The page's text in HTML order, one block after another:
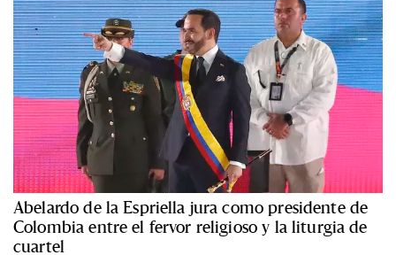
Abelardo de la Espriella jura como presidente de
Colombia entre el fervor religioso y la liturgia de
cuartel